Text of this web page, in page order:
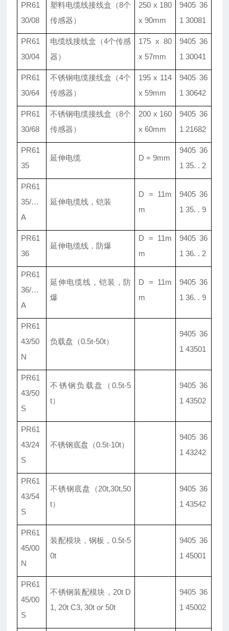
PR61
30/08
塑料电缆线接线盒 （8个
传感器）
250 x 180
x 90mm
9405 36
1 30081
PR61
30/04
电缆线接线盒 （4个传感
器）
175 x 80
x 57mm
9405 36
1 30041
PR61
30/64
不锈钢电缆接线盒 （4个
传感器）
195 x 114
x 59mm
9405 36
1 30642
PR61
30/68
不锈钢电缆接线盒 （8个
传感器）
200 x 160
x 60mm
9405 36
1 21682
PR61
35
延伸电缆 D = 9mm
9405 36
1 35. . 2
PR61
35/…
A
延伸电缆线 ，铠装
D = 11m
m
9405 36
1 35. . 9
PR61
36
延伸电缆线 ， 防爆
D = 11m
m
9405 36
1 36. . 2
PR61
36/…
A
延伸电缆线 ， 铠装 ， 防
爆
D = 11m
m
9405 36
1 36. . 9
PR61
43/50
N
负载盘 （0.5t-50t）
9405 36
1 43501
PR61
43/50
S
不锈钢负载盘（0.5t-5
t）
9405 36
1 43502
PR61
43/24
S
不锈钢底盘（0.5t-10t）
9405 36
1 43242
PR61
43/54
S
不锈钢底盘
（20t,30t,50
t）
9405 36
1 43542
PR61
45/00
N
装配模块，钢板，0.5t-5
0t
9405 36
1 45001
PR61
45/00
S
不锈钢装配模块 ，20t D
1, 20t C3, 30t or 50t
9405 36
1 45002